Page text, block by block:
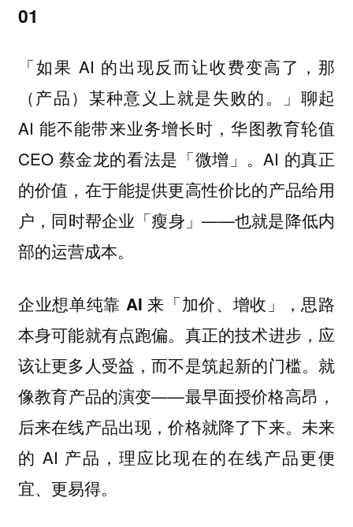
01
「如果 AI 的出现反而让收费变高了，那
（产品）某种意义上就是失败的。」聊起
AI 能不能带来业务增长时，华图教育轮值
CEO 蔡金龙的看法是「微增」。AI 的真正
的价值，在于能提供更高性价比的产品给用
户，同时帮企业「瘦身」——也就是降低内
部的运营成本。
企业想单纯靠 AI 来「加价、增收」，思路
本身可能就有点跑偏。 真正的技术进步，应
该让更多人受益，而不是筑起新的门槛。就
像教育产品的演变——最早面授价格高昂，
后来在线产品出现，价格就降了下来。未来
的 AI 产品，理应比现在的在线产品更便
宜、更易得。